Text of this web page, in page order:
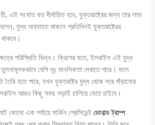
এই সংঘাত যত দীর্ঘায়িত হবে, যুক্তরাষ্ট্রের জন্য তার লাভ
যুদ্ধ অব্যাহত থাকলে প্রতিদিনই যুক্তরাষ্ট্রের
পরিস্থিতি ভিন্ন। ক্রিগের মতে, ইসরাইল এই যুদ্ধ
তুলনামূলকভাবে বেশি দৃঢ় মানসিকতা দেখাতে পারে। ফলে
তৈরি হতে পারে, যখন যুক্তরাষ্ট্র যুদ্ধ থেকে সরে দাঁড়ানোর
আরও কিছু সময় লড়াই চালিয়ে যেতে চাইবে।
কোনো এক পর্যায়ে মার্কিন প্রেসিডেন্টডোনাল্ড ট্রাম্প